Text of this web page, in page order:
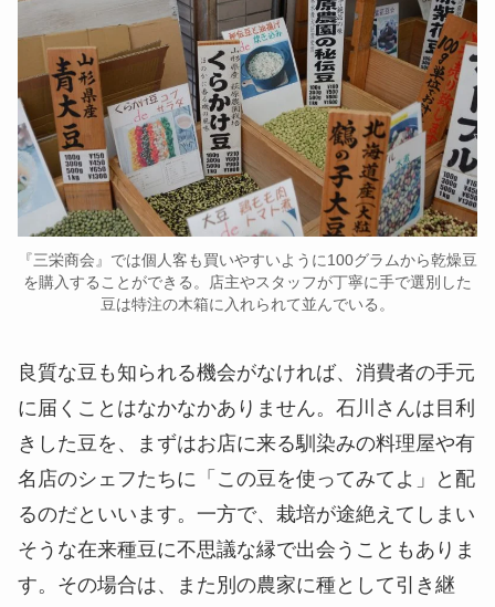
『三栄商会』では個人客も買いやすいように100グラムから乾燥豆
を購入することができる。店主やスタッフが丁寧に手で選別した
豆は特注の木箱に入れられて並んでいる。
良質な豆も知られる機会がなければ、消費者の手元
に届くことはなかなかありません。石川さんは目利
きした豆を、まずはお店に来る馴染みの料理屋や有
名店のシェフたちに「この豆を使ってみてよ」と配
るのだといいます。一方で、栽培が途絶えてしまい
そうな在来種豆に不思議な縁で出会うこともありま
す。その場合は、また別の農家に種として引き継